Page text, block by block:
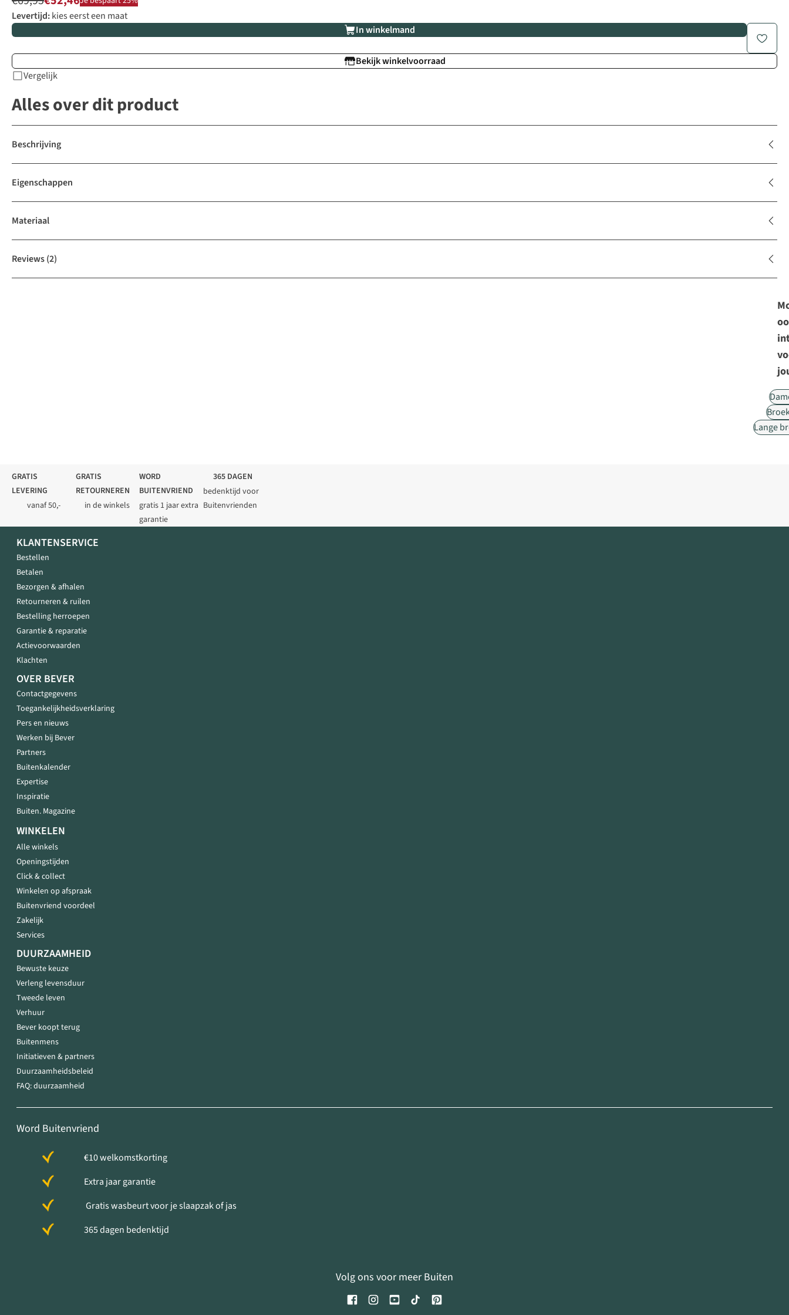
Levertijd:kies eerst een maat
In winkelmand
Bekijk winkelvoorraad
Vergelijk
Alles over dit product
Beschrijving
Eigenschappen
Materiaal
Reviews(2)
Lange
GRATIS
LEVERING
vanaf 50,-
GRATIS
RETOURNEREN
in de winkels
WORD
BUITENVRIEND
gratis 1 jaar extra
garantie
365 DAGEN
bedenktijd voor
Buitenvrienden
KLANTENSERVICE
Bestellen
Betalen
Bezorgen & afhalen
Retourneren & ruilen
Bestelling herroepen
Garantie & reparatie
Actievoorwaarden
Klachten
OVER BEVER
Contactgegevens
Toegankelijkheidsverklaring
Pers en nieuws
Werken bij Bever
Partners
Buitenkalender
Expertise
Inspiratie
Buiten. Magazine
WINKELEN
Alle winkels
Openingstijden
Click & collect
Winkelen op afspraak
Buitenvriend voordeel
Zakelijk
Services
DUURZAAMHEID
Bewuste keuze
Verleng levensduur
Tweede leven
Verhuur
Bever koopt terug
Buitenmens
Initiatieven & partners
Duurzaamheidsbeleid
FAQ: duurzaamheid
Word Buitenvriend
€10 welkomstkorting
Extra jaar garantie
Gratis wasbeurt voor je slaapzak of jas
365 dagen bedenktijd
Volg ons voor meer Buiten